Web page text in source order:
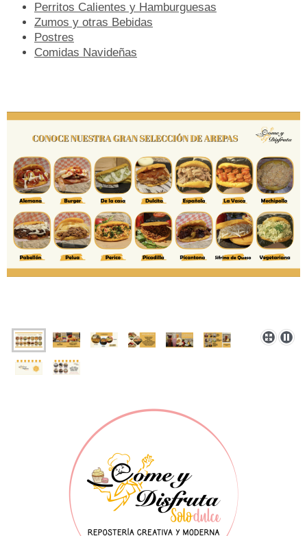
Perritos Calientes y Hamburguesas
Zumos y otras Bebidas
Postres
Comidas Navideñas